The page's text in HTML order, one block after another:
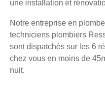
une installation et
Notre entreprise en
techniciens plombiers
sont dispatchés sur les 6
chez vous en moins de
nuit.